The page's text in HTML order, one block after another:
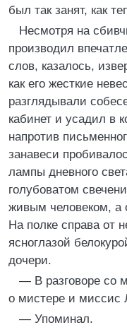
был так занят, как
Несмотря на
производил
слов, казалось,
как его жесткие
разглядывали
кабинет и усадил в
напротив
занавеси
лампы дневного
голубоватом
живым человеком, а
На полке справа от
ясноглазой
дочери.
— В разговоре со
о мистере и миссис
— Упоминал.